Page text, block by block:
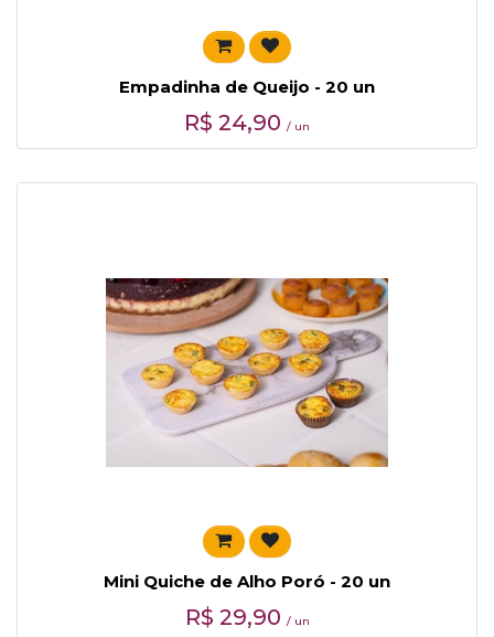
Empadinha de Queijo - 20 un
R$ 24,90 / un
Mini Quiche de Alho Poró - 20 un
R$ 29,90 / un